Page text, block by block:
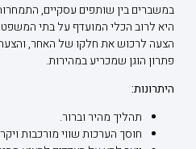
היא לרוב הכלי המועדף על בתי
הצעה לרכוש את חלקו של האחר, והצעה
פתרון הוגן שמכריע במהירות.
היתרונות:
תהליך מהיר וברור.
חוסך הערכות שווי מורכבות